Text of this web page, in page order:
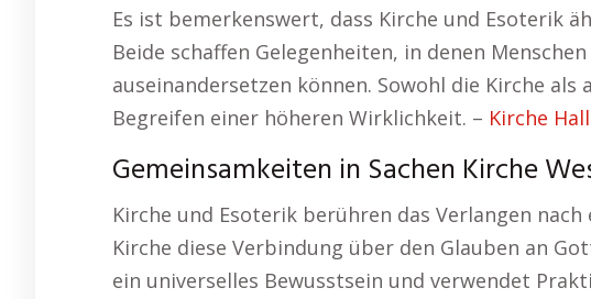
Es ist bemerkenswert, dass Kirche und Esoterik
Beide schaffen Gelegenheiten, in denen
auseinandersetzen können. Sowohl die Kirche
Begreifen einer höheren Wirklichkeit. – Kirche
Gemeinsamkeiten in Sachen Kirche
Kirche und Esoterik berühren das Verlangen
Kirche diese Verbindung über den Glauben an
ein universelles Bewusstsein und verwendet